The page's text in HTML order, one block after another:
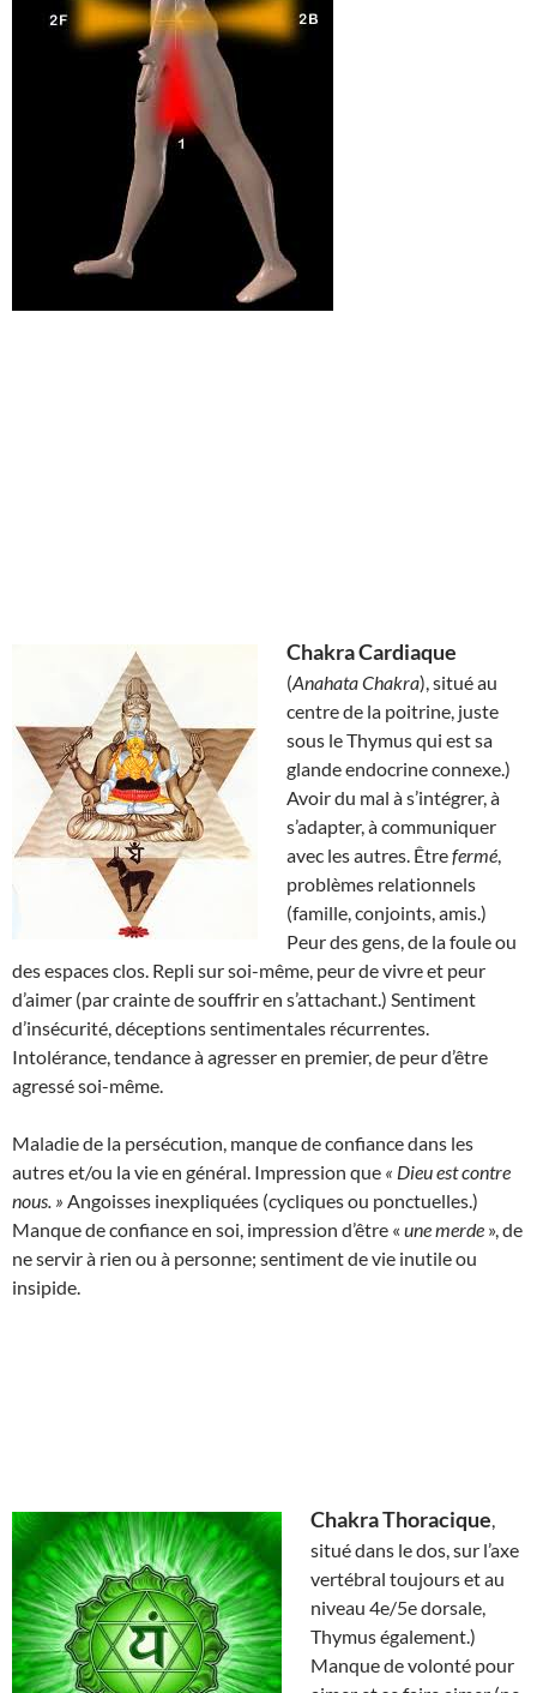
Chakra Cardiaque
(Anahata Chakra), situé au
centre de la poitrine, juste
sous le Thymus qui est sa
glande endocrine connexe.)
Avoir du mal à s’intégrer, à
s’adapter, à communiquer
avec les autres. Êtrefermé,
problèmes relationnels
(famille, conjoints, amis.)
Peur des gens, de la foule ou
des espaces clos. Repli sur soi-même, peur de vivre et peur
d’aimer (par crainte de souffrir en s’attachant.) Sentiment
d’insécurité, déceptions sentimentales récurrentes.
Intolérance, tendance à agresser en premier, de peur d’être
agressé soi-même.
Maladie de la persécution, manque de confiance dans les
autres et/ou la vie en général. Impression que « Dieu est contre
nous. » Angoisses inexpliquées (cycliques ou ponctuelles.)
Manque de confiance en soi, impression d’être « une merde », de
ne servir à rien ou à personne; sentiment de vie inutile ou
insipide.
Chakra Thoracique,
situé dans le dos, sur l’axe
vertébral toujours et au
niveau 4e/5e dorsale,
Thymus également.)
Manque de volonté pour